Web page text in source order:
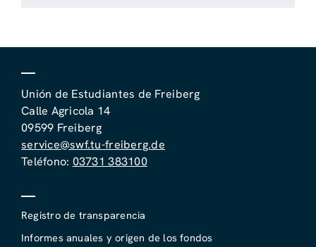
Unión de Estudiantes de Freiberg
Calle Agricola 14
09599 Freiberg
service@swf.tu-freiberg.de
Teléfono: 03731 383100
Registro de transparencia
Informes anuales y origen de los fondos